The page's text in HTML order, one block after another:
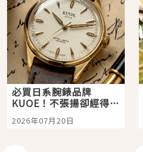
必買日系腕錶品牌
KUOE！不張揚卻經得起
時間洗鍊的經典之作五
選
2026年07月20日